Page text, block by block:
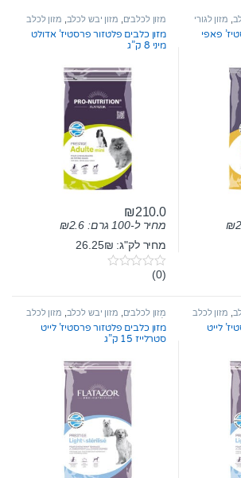
, מזון לגורי
פאפי
₪
מזון לכלבים, מזון יבש לכלב, מזון לכלב
מזון כלבים פלטזור פרסטיז’ אדולט
מיני 8 ק”ג
₪210.0
מחיר ל-100 גרם: ₪2.6
מחיר לק"ג: 26.25₪
0
t
o
f
5
(0)
מזון לכלב
לייט
מזון לכלבים מזון יבש לכלב מזון לכלב
לייט
מזון כלבים פלטזור פרסטיז’ לייט
סטרלייז 15 ק”ג